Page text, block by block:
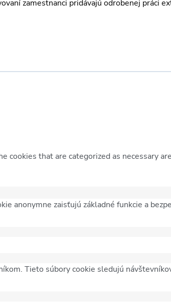
zamestnanci pridávajú odrobenej práci
that are categorized as necessary
anonymne zaisťujú základné funkcie a
Tieto súbory cookie sledujú